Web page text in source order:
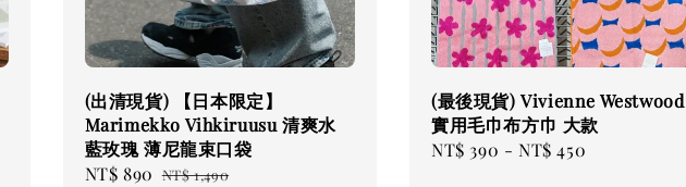
(出清現貨) 【日本限定】
Marimekko Vihkiruusu 清爽水
藍玫瑰 薄尼龍束口袋
Sale
NT$ 890 Regular
NT$ 1,490
(最後現貨) Vivienne Westwood
實用毛巾布方巾 大款
Regular
NT$ 390 -NT$ 450